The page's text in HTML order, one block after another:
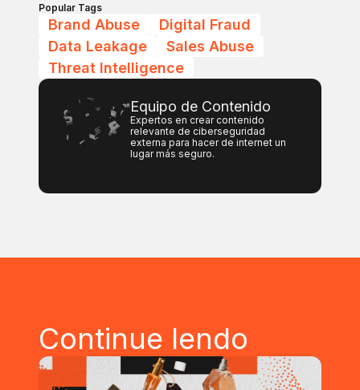
Popular Tags
Brand Abuse
Digital Fraud
Data Leakage
Sales Abuse
Threat Intelligence
Equipo de Contenido
Expertos en crear contenido
relevante de ciberseguridad
externa para hacer de internet un
lugar más seguro.
Continue lendo